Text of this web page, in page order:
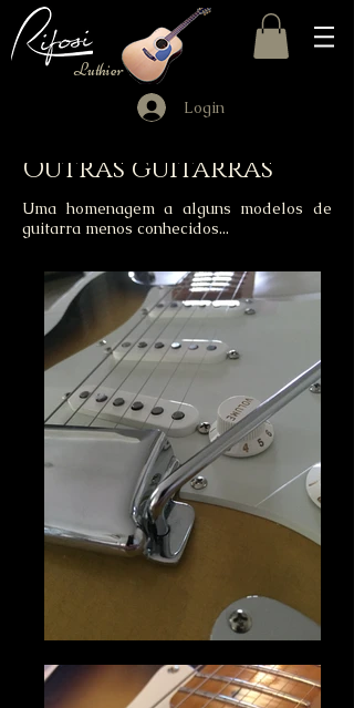
Luthier
Login
Outras guitarras
Uma homenagem a alguns modelos de
guitarra menos conhecidos...